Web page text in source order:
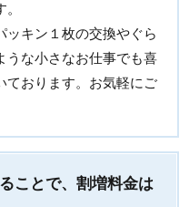
ッキン１枚の交換やぐら
うな小さなお仕事でも喜
ております。お気軽にご
ことで、割増料金は